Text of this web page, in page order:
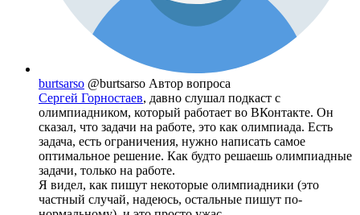
burtsarso @burtsarso Автор вопроса
Сергей Горностаев, давно слушал подкаст с
олимпиадником, который работает во ВКонтакте. Он
сказал, что задачи на работе, это как олимпиада. Есть
задача, есть ограничения, нужно написать самое
оптимальное решение. Как будто решаешь олимпиадные
задачи, только на работе.
Я видел, как пишут некоторые олимпиадники (это
частный случай, надеюсь, остальные пишут по-